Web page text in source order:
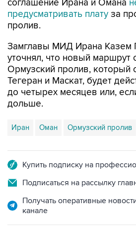
соглашение Ирана и Омана
предусматривать плату за
пролив.
Замглавы МИД Ирана Казем
уточнял, что новый маршрут
Ормузский пролив, который
Тегеран и Маскат, будет
до четырех месяцев или,
дольше.
Иран Оман Ормузский пролив
Купить подписку на
Подписаться на рассылку
Получать оперативные
канале